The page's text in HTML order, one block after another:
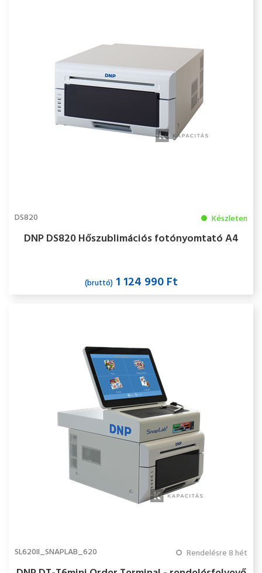
DS820 Készleten
DNP DS820 Hőszublimációs fotónyomtató A4
(bruttó)1 124 990 Ft
SL620II_SNAPLAB_620 Rendelésre 8 hét